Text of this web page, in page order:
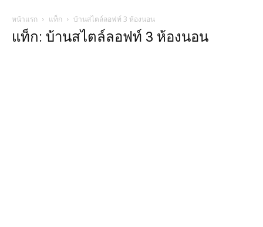
หน้าแรก แท็ก บ้านสไตล์ลอฟท์ 3 ห้องนอน
แท็ก: บ้านสไตล์ลอฟท์ 3 ห้องนอน